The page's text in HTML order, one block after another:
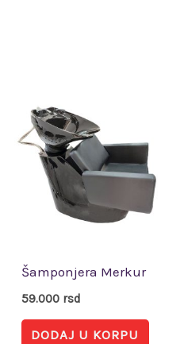
Šamponjera Merkur
59.000 rsd
DODAJ U KORPU